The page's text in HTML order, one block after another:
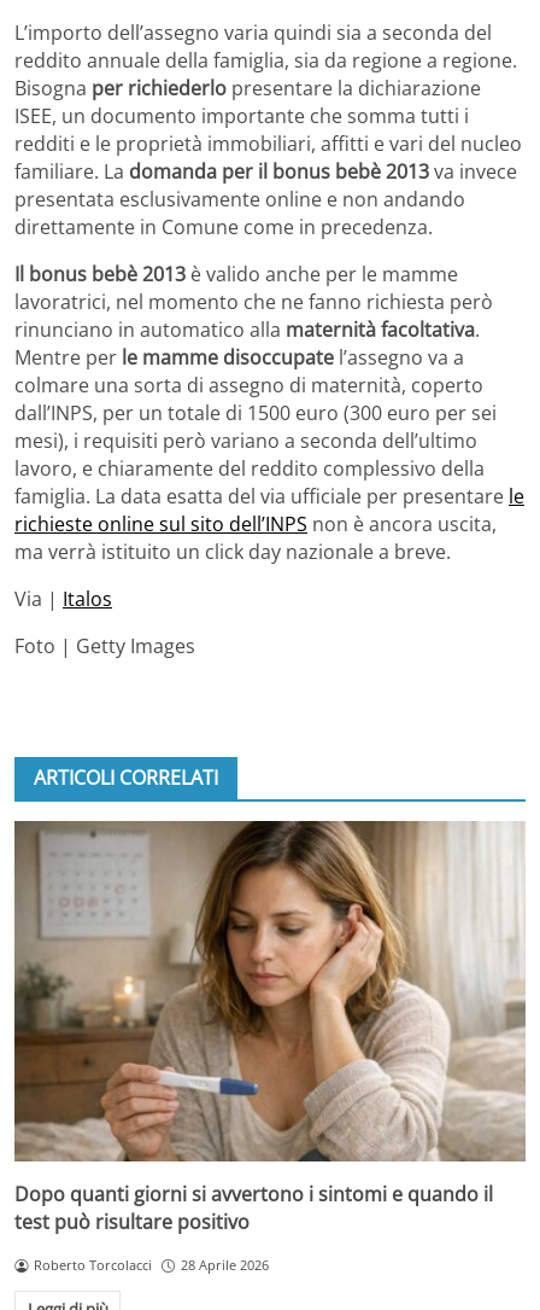
L’importo dell’assegno varia quindi sia a seconda del
reddito annuale della famiglia, sia da regione a regione.
Bisogna per richiederlo presentare la dichiarazione
ISEE, un documento importante che somma tutti i
redditi e le proprietà immobiliari, affitti e vari del nucleo
familiare. La domanda per il bonus bebè 2013va invece
presentata esclusivamente online e non andando
direttamente in Comune come in precedenza.
Il bonus bebè 2013 è valido anche per le mamme
lavoratrici, nel momento che ne fanno richiesta però
rinunciano in automatico alla maternità facoltativa.
Mentre per le mamme disoccupate l’assegno va a
colmare una sorta di assegno di maternità, coperto
dall’INPS, per un totale di 1500 euro (300 euro per sei
mesi), i requisiti però variano a seconda dell’ultimo
lavoro, e chiaramente del reddito complessivo della
famiglia. La data esatta del via ufficiale per presentare le
richieste online sul sito dell’INPS non è ancora uscita,
ma verrà istituito un click day nazionale a breve.
Via | Italos
Foto | Getty Images
ARTICOLI CORRELATI
Dopo quanti giorni si avvertono i sintomi e quando il
test può risultare positivo
Roberto Torcolacci 28 Aprile 2026